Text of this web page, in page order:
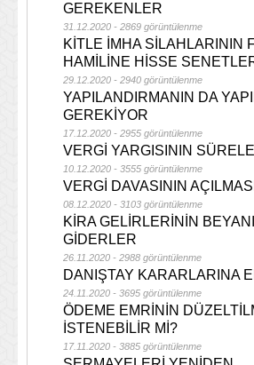
GEREKENLER
31.12.2020 - 2869 görüntülenme
KİTLE İMHA SİLAHLARININ
HAMİLİNE HİSSE
29.12.2020 - 2940 görüntülenme
YAPILANDIRMANIN DA
GEREKİYOR
17.12.2020 - 2955 görüntülenme
VERGİ YARGISININ
10.12.2020 - 3555 görüntülenme
VERGİ DAVASININ AÇILMASI
08.12.2020 - 3103 görüntülenme
KİRA GELİRLERİNİN
GİDERLER
26.11.2020 - 2988 görüntülenme
DANIŞTAY KARARLARINA
24.11.2020 - 3695 görüntülenme
ÖDEME EMRİNİN
İSTENEBİLİR Mİ?
17.11.2020 - 3885 görüntülenme